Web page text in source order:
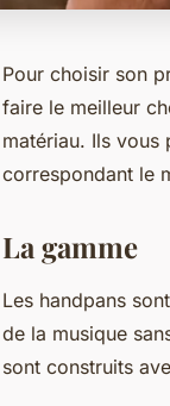
Pour choisir son
faire le meilleur
matériau. Ils
correspondant le
La gamme
Les handpans
de la musique
sont construits